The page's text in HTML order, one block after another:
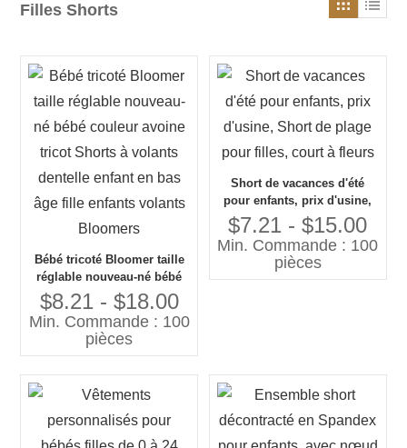
Filles Shorts
Bébé tricoté Bloomer taille
réglable nouveau-né bébé
couleur avoine tricot Shorts
à volants dentelle enfant en
bas âge fille enfants volants
Bloomers
$8.21 - $18.00
Min. Commande : 100
pièces
Short de vacances d'été
pour enfants, prix d'usine,
Short de plage pour filles,
court à fleurs
$7.21 - $15.00
Min. Commande : 100
pièces